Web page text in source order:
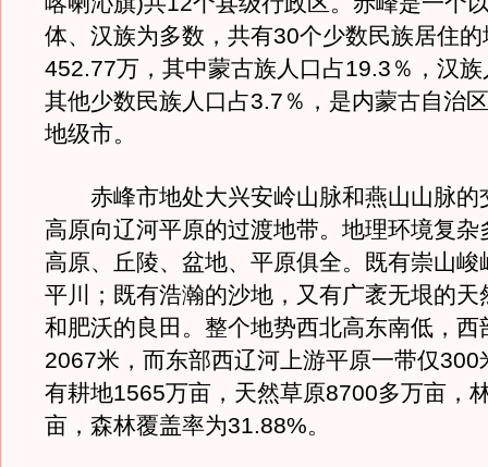
体、汉族为多数，共有30个少数民族居住
452.77万，其中蒙古族人口占19.3％，汉
其他少数民族人口占3.7％，是内蒙古自治
地级市。
赤峰市地处大兴安岭山脉和燕山山脉的
高原向辽河平原的过渡地带。地理环境复杂
高原、丘陵、盆地、平原俱全。既有崇山峻
平川；既有浩瀚的沙地，又有广袤无垠的天
和肥沃的良田。整个地势西北高东南低，西
2067米，而东部西辽河上游平原一带仅300
有耕地1565万亩，天然草原8700多万亩，
亩，森林覆盖率为31.88%。